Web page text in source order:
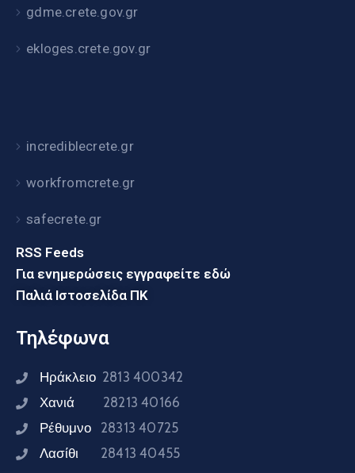
gdme.crete.gov.gr
ekloges.crete.gov.gr
incrediblecrete.gr
workfromcrete.gr
safecrete.gr
RSS Feeds
Για ενημερώσεις εγγραφείτε εδώ
Παλιά Ιστοσελίδα ΠΚ
Τηλέφωνα
Ηράκλειο 2813 400342
Χανιά 28213 40166
Ρέθυμνο 28313 40725
Λασίθι 28413 40455